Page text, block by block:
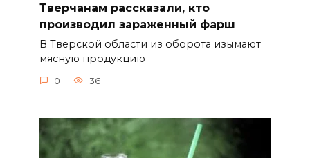
Тверчанам рассказали, кто
производил зараженный фарш
В Тверской области из оборота изымают
мясную продукцию
0 36